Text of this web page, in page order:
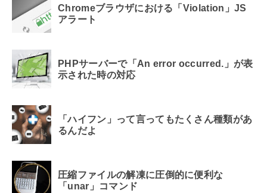
Chromeブラウザにおける「Violation」JS
アラート
PHPサーバーで「An error occurred.」が表
示された時の対応
「ハイフン」って言ってもたくさん種類があ
るんだよ
圧縮ファイルの解凍に圧倒的に便利な
「unar」コマンド